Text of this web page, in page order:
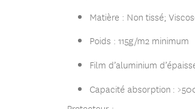
Matière : Non tissé;
Poids : 115g/m2 minimum
Film d’aluminium
Capacité absorption :